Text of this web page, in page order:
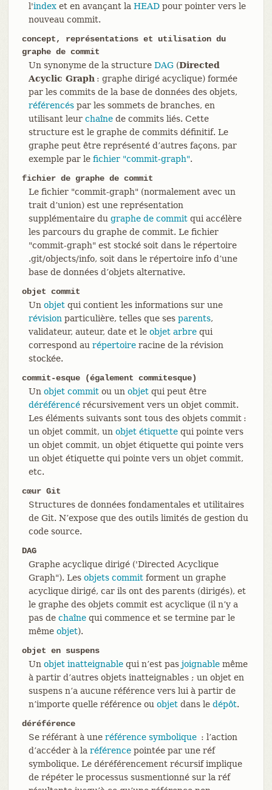
l'indexet en avançant la HEADpour pointer vers le
nouveau commit.
concept, représentations et utilisation du
graphe de commit
Un synonyme de la structure DAG (Directed
Acyclic Graph : graphe dirigé acyclique) formée
par les commits de la base de données des objets,
référencéspar les sommets de branches, en
utilisant leur chaînede commits liés. Cette
structure est le graphe de commits définitif. Le
graphe peut être représenté d’autres façons, par
exemple par le fichier "commit-graph".
fichier de graphe de commit
Le fichier "commit-graph" (normalement avec un
trait d’union) est une représentation
supplémentaire du graphe de commitqui accélère
les parcours du graphe de commit. Le fichier
"commit-graph" est stocké soit dans le répertoire
.git/objects/info, soit dans le répertoire info d’une
base de données d’objets alternative.
objet commit
Un objetqui contient les informations sur une
révision particulière, telles que ses parents,
validateur, auteur, date et le objet arbrequi
correspond au répertoireracine de la révision
stockée.
commit-esque (également commitesque)
Un objet commitou un objetqui peut être
déréférencérécursivement vers un objet commit.
Les éléments suivants sont tous des objets commit :
un objet commit, un objet étiquettequi pointe vers
un objet commit, un objet étiquette qui pointe vers
un objet étiquette qui pointe vers un objet commit,
etc.
cœur Git
Structures de données fondamentales et utilitaires
de Git. N’expose que des outils limités de gestion du
code source.
DAG
Graphe acyclique dirigé ('Directed Acyclique
Graph"). Les objets commitforment un graphe
acyclique dirigé, car ils ont des parents (dirigés), et
le graphe des objets commit est acyclique (il n’y a
pas de chaînequi commence et se termine par le
même objet).
objet en suspens
Un objet inatteignablequi n’est pas joignablemême
à partir d’autres objets inatteignables ; un objet en
suspens n’a aucune référence vers lui à partir de
n’importe quelle référence ou objetdans le dépôt.
déréférence
Se référant à une référence symbolique: l’action
d’accéder à la référencepointée par une réf
symbolique. Le déréférencement récursif implique
de répéter le processus susmentionné sur la réf